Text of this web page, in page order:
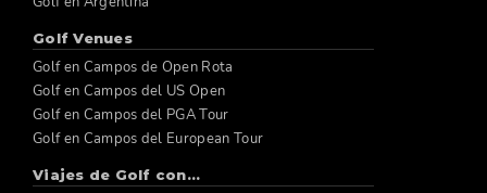
Golf Venues
Golf en Campos de Open Rota
Golf en Campos del US Open
Golf en Campos del PGA Tour
Golf en Campos del European Tour
Viajes de Golf con...